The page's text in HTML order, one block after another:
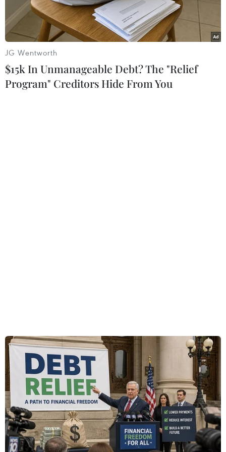
đầu tiên giữa Israel và Iran kể từ khi hai bên
đạt được thỏa thuận ngừng bắn hồi tháng Tư.
Một quan chức Nhà Trắng xác nhận ông Trump
và ông Netanyahu đã nói chuyện mà không
cung cấp thêm chi tiết. Trước đó, Tổng thống Mỹ
Donald Trump viết trên mạng xã hội: “Israel và
Iran phải ngừng bắn nhau ngay lập tức.”
JG Wentworth
$15k In Unmanageable Debt? The "Relief
Program" Creditors Hide From You